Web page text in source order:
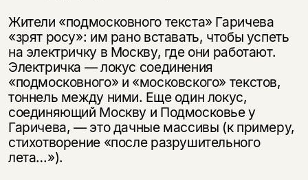
Жители «подмосковного текста» Гаричева
«зрят росу»: им рано вставать, чтобы успеть
на электричку в Москву, где они работают.
Электричка — локус соединения
«подмосковного» и «московского» текстов,
тоннель между ними. Еще один локус,
соединяющий Москву и Подмосковье у
Гаричева, — это дачные массивы (к примеру,
стихотворение «после разрушительного
лета…»).